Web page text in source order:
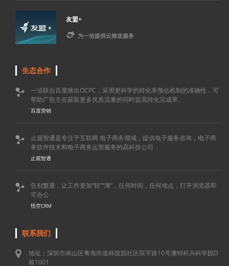
友盟+
 为一洽提供云推送服务
生态合作

一洽联合百度推出OCPC，采用更科学的转化率预估机制的准确性，可
帮助广告主在获取更多优质流量的同时提高转化完成率。
百度营销

止观智通是专注于互联网 电子商务领域，提供电子服务咨询，电子商
务软件技术和电子商务运营服务的高科技公司
止观智通

告别繁重，让工作更加“轻”“薄”，任何时间，任何地点，打开浏览器即
可办公
悟空CRM
联系我们
地址：深圳市南山区粤海街道科技园社区琼宇路10号澳特科兴科学园D
栋1001